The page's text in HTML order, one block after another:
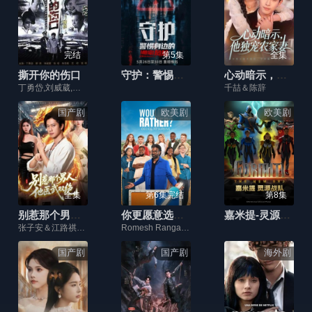
完结
撕开你的伤口
丁勇岱,刘威葳,张恒,郭涛,朱宏嘉,周晓鸥,王柠,周艳泓,钱勇夫,李勤勤,朱琳,高明,李明启,柏寒
第5集
守护：警惕身边的泄密风险
全集
心动暗示，他独宠农家妻
千喆＆陈辞
国产剧
全集
别惹那个男人，他医武双绝
张子安＆江路祺＆邹漪琳
欧美剧
第6集完结
你更愿意选择：生存
Romesh Ranganathan,Elz the Witch,Chloe Burrows
欧美剧
第8集
嘉米提-灵源战队​(英文版)
国产剧 国产剧 海外剧